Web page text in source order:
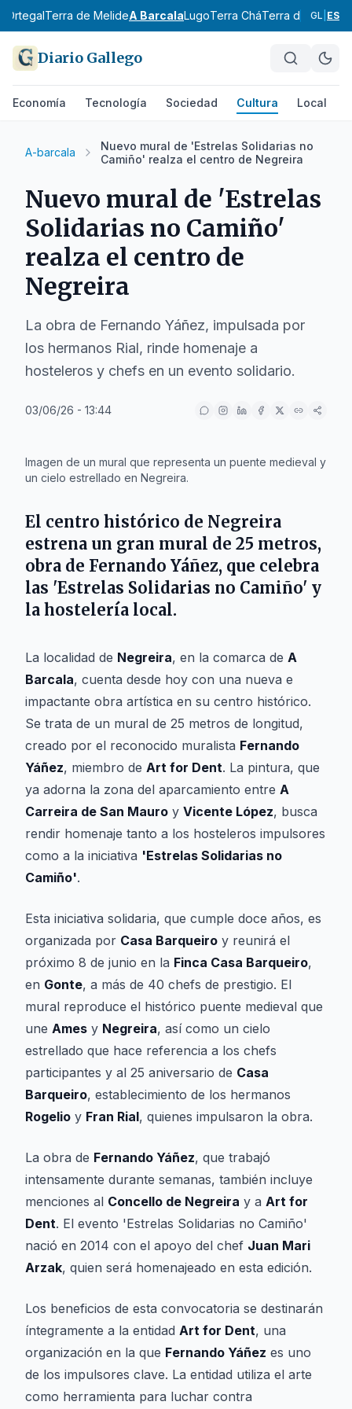
OrtegalTerra de MelideA BarcalaLugoTerra CháTerra de Lemos
GL ES
Diario Gallego
Economía Tecnología Sociedad Cultura Local
A-barcala
Nuevo mural de 'Estrelas Solidarias no
Camiño' realza el centro de Negreira
Nuevo mural de 'Estrelas
Solidarias no Camiño'
realza el centro de
Negreira
La obra de Fernando Yáñez, impulsada por
los hermanos Rial, rinde homenaje a
hosteleros y chefs en un evento solidario.
03/06/26 - 13:44
Imagen de un mural que representa un puente medieval y
un cielo estrellado en Negreira.
El centro histórico de Negreira
estrena un gran mural de 25 metros,
obra de Fernando Yáñez, que celebra
las 'Estrelas Solidarias no Camiño' y
la hostelería local.
La localidad de Negreira, en la comarca de A
Barcala, cuenta desde hoy con una nueva e
impactante obra artística en su centro histórico.
Se trata de un mural de 25 metros de longitud,
creado por el reconocido muralista Fernando
Yáñez, miembro de Art for Dent. La pintura, que
ya adorna la zona del aparcamiento entre A
Carreira de San Mauro y Vicente López, busca
rendir homenaje tanto a los hosteleros impulsores
como a la iniciativa 'Estrelas Solidarias no
Camiño'.
Esta iniciativa solidaria, que cumple doce años, es
organizada por Casa Barqueiro y reunirá el
próximo 8 de junio en la Finca Casa Barqueiro,
en Gonte, a más de 40 chefs de prestigio. El
mural reproduce el histórico puente medieval que
une Ames y Negreira, así como un cielo
estrellado que hace referencia a los chefs
participantes y al 25 aniversario de Casa
Barqueiro, establecimiento de los hermanos
Rogelio y Fran Rial, quienes impulsaron la obra.
La obra de Fernando Yáñez, que trabajó
intensamente durante semanas, también incluye
menciones al Concello de Negreira y a Art for
Dent. El evento 'Estrelas Solidarias no Camiño'
nació en 2014 con el apoyo del chef Juan Mari
Arzak, quien será homenajeado en esta edición.
Los beneficios de esta convocatoria se destinarán
íntegramente a la entidad Art for Dent, una
organización en la que Fernando Yáñez es uno
de los impulsores clave. La entidad utiliza el arte
como herramienta para luchar contra